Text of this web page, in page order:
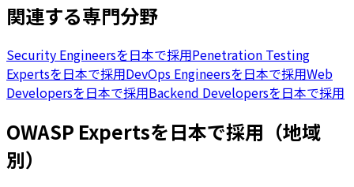
関連する専門分野
Security Engineersを日本で採用Penetration Testing
Expertsを日本で採用DevOps Engineersを日本で採用Web
Developersを日本で採用Backend Developersを日本で採用
OWASP Expertsを日本で採用（地域
別）